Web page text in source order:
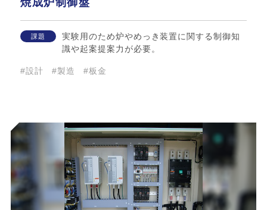
焼成炉制御盤
課題
実験用のため炉やめっき装置に関する制御知
識や起案提案力が必要。
#設計 #製造 #板金